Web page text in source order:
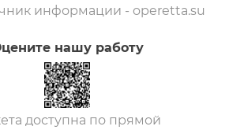
информации - operetta.su
нашу работу
доступна по прямой